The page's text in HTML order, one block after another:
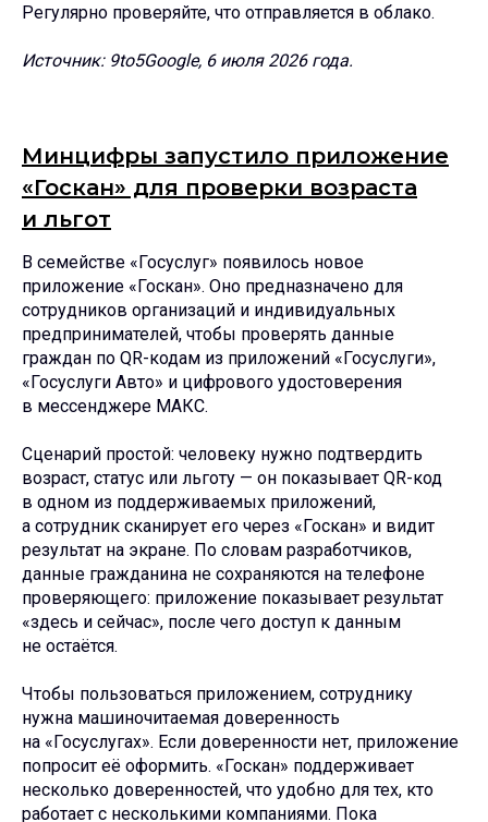
Регулярно проверяйте, что отправляется в облако.
Источник: 9to5Google, 6 июля 2026 года.
Минцифры запустило приложение
«Госкан» для проверки возраста
и льгот
В семействе «Госуслуг» появилось новое
приложение «Госкан». Оно предназначено для
сотрудников организаций и индивидуальных
предпринимателей, чтобы проверять данные
граждан по QR-кодам из приложений «Госуслуги»,
«Госуслуги Авто» и цифрового удостоверения
в мессенджере МАКС.
Сценарий простой: человеку нужно подтвердить
возраст, статус или льготу — он показывает QR-код
в одном из поддерживаемых приложений,
а сотрудник сканирует его через «Госкан» и видит
результат на экране. По словам разработчиков,
данные гражданина не сохраняются на телефоне
проверяющего: приложение показывает результат
«здесь и сейчас», после чего доступ к данным
не остаётся.
Чтобы пользоваться приложением, сотруднику
нужна машиночитаемая доверенность
на «Госуслугах». Если доверенности нет, приложение
попросит её оформить. «Госкан» поддерживает
несколько доверенностей, что удобно для тех, кто
работает с несколькими компаниями. Пока